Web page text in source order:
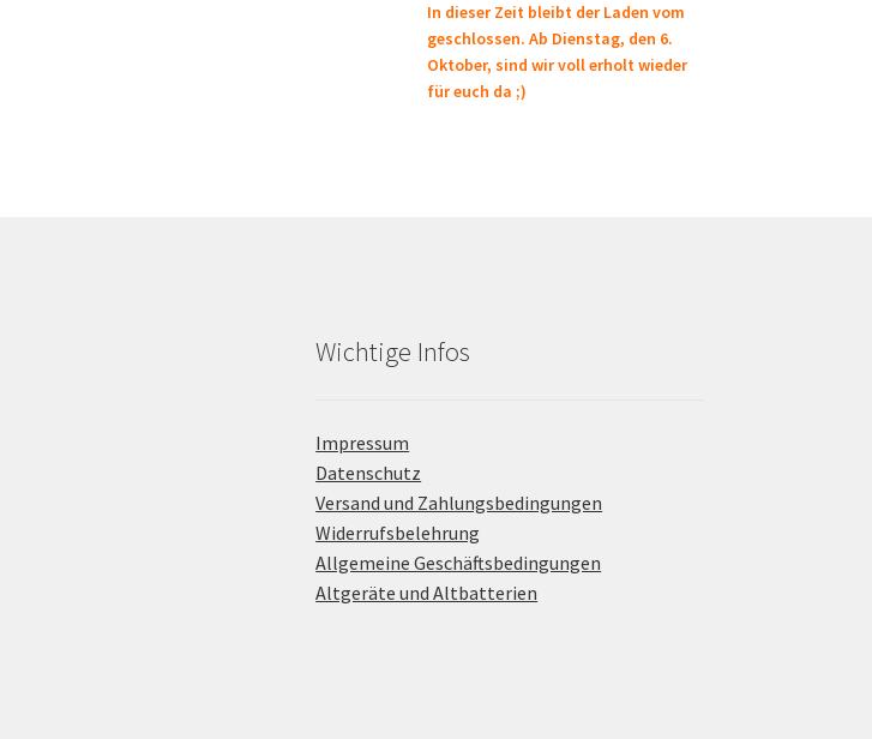
In dieser Zeit bleibt der Laden vom
geschlossen. Ab Dienstag, den 6.
Oktober, sind wir voll erholt wieder
für euch da ;)
Wichtige Infos
Impressum
Datenschutz
Versand und Zahlungsbedingungen
Widerrufsbelehrung
Allgemeine Geschäftsbedingungen
Altgeräte und Altbatterien